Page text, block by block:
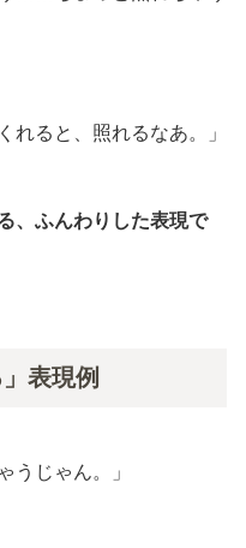
れると、照れるなあ。」
、ふんわりした表現で
表現例
うじゃん。」